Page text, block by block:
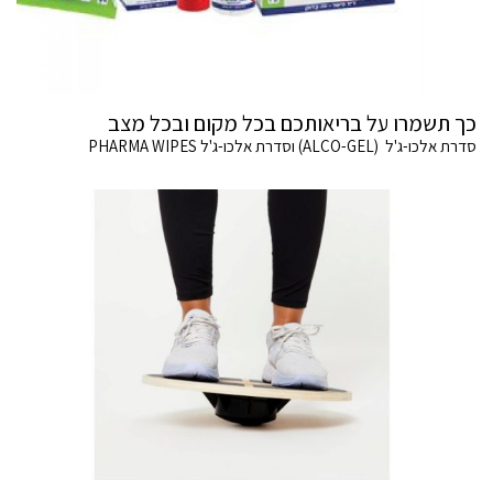
כך תשמרו על בריאותכם בכל מקום ובכל מצב
סדרת אלכו-ג'ל (ALCO-GEL) וסדרת אלכו-ג'ל PHARMA WIPES